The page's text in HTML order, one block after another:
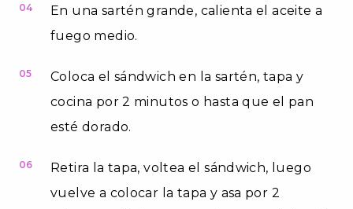
04
En una sartén grande, calienta el aceite a
fuego medio.
05
Coloca el sándwich en la sartén, tapa y
cocina por 2 minutos o hasta que el pan
esté dorado.
06
Retira la tapa, voltea el sándwich, luego
vuelve a colocar la tapa y asa por 2